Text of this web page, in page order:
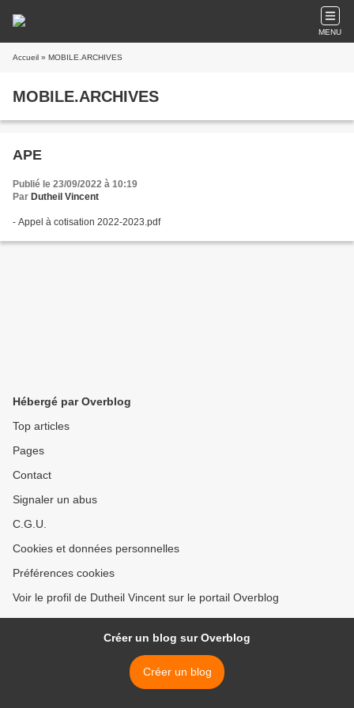
MENU
Accueil » MOBILE.ARCHIVES
MOBILE.ARCHIVES
APE
Publié le 23/09/2022 à 10:19
Par Dutheil Vincent
- Appel à cotisation 2022-2023.pdf
Hébergé par Overblog
Top articles
Pages
Contact
Signaler un abus
C.G.U.
Cookies et données personnelles
Préférences cookies
Voir le profil de Dutheil Vincent sur le portail Overblog
Créer un blog sur Overblog
Créer un blog